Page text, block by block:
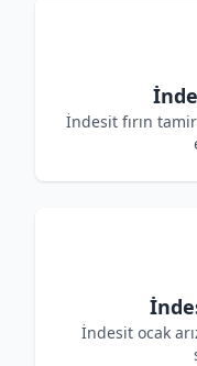
İndesit fırın
İndesit ocak